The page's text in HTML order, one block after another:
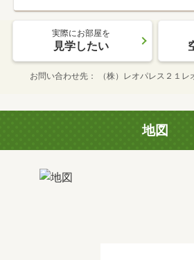
実際にお部屋を
見学したい
お問い合わせ先 （株）レオパレス２１
地図